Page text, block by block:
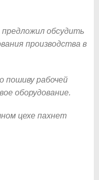
обсудить
производства в
пошиву рабочей
оборудование.
цехе пахнет